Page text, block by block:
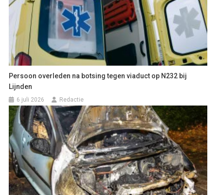
Persoon overleden na botsing tegen viaduct op N232 bij
Lijnden
6 juli 2026 Redactie